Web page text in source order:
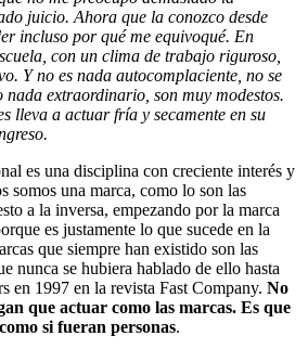
juicio. Ahora que la conozco desde
incluso por qué me equivoqué. En
con un clima de trabajo riguroso,
Y no es nada autocomplaciente, no se
nada extraordinario, son muy modestos.
lleva a actuar fría y secamente en su
es una disciplina con creciente interés y
somos una marca, como lo son las
a la inversa, empezando por la marca
es justamente lo que sucede en la
que siempre han existido son las
nunca se hubiera hablado de ello hasta
en 1997 en la revista Fast Company. No
que actuar como las marcas. Es que
si fueran personas.